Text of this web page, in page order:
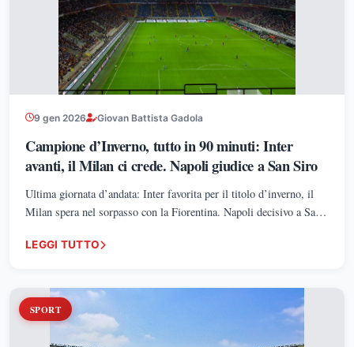
9 gen 2026 Giovan Battista Gadola
Campione d’Inverno, tutto in 90 minuti: Inter
avanti, il Milan ci crede. Napoli giudice a San Siro
Ultima giornata d’andata: Inter favorita per il titolo d’inverno, il
Milan spera nel sorpasso con la Fiorentina. Napoli decisivo a San
LEGGI TUTTO
SPORT